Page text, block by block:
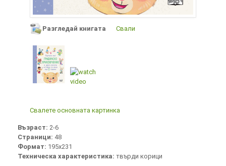
Разгледай книгата Свали
Свалете основната картинка
Възраст: 2-6
Страници: 48
Формат: 195х231
Техническа характеристика: твърди корици